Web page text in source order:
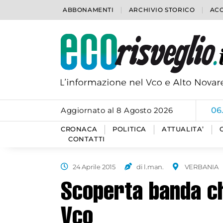
ABBONAMENTI ARCHIVIO STORICO
Aggiornato al 8 Agosto 2026
CRONACA POLITICA ATTUALITA’
CONTATTI
24 Aprile 2015 di l.man. VERBANIA
Scoperta banda